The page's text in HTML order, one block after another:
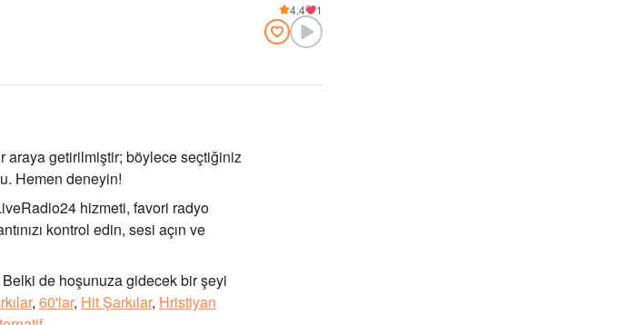
4.4 1
araya getirilmiştir; böylece seçtiğiniz
Hemen deneyin!
hizmeti, favori radyo
kontrol edin, sesi açın ve
de hoşunuza gidecek bir şeyi
, 60'lar, Hit Şarkılar, Hristiyan